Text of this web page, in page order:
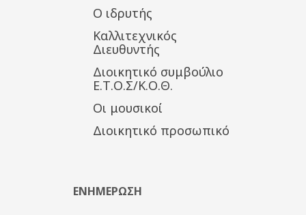
Ο ιδρυτής
Καλλιτεχνικός
Διευθυντής
Διοικητικό συμβούλιο
Ε.Τ.Ο.Σ/Κ.Ο.Θ.
Οι μουσικοί
Διοικητικό προσωπικό
ΕΝΗΜΕΡΩΣΗ